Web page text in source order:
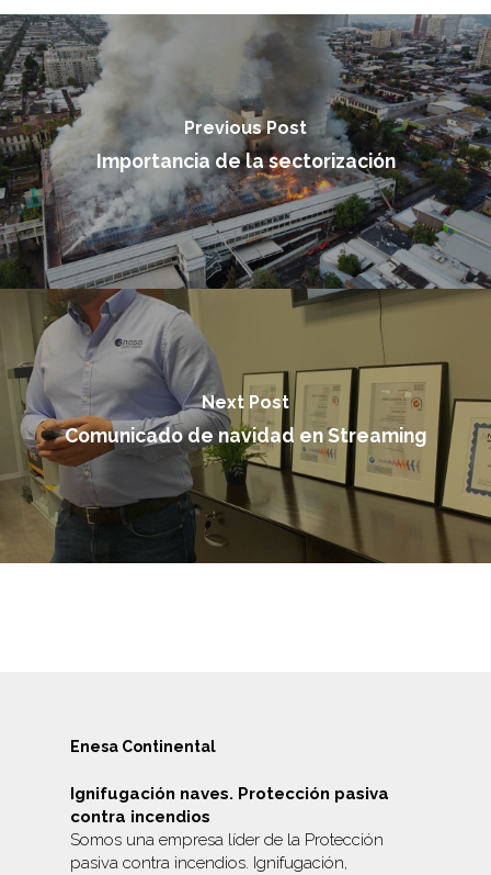
Previous Post
Importancia de la sectorización
Next Post
Comunicado de navidad en Streaming
Enesa Continental
Ignifugación naves. Protección pasiva
contra incendios
Somos una empresa líder de la Protección
pasiva contra incendios. Ignifugación,